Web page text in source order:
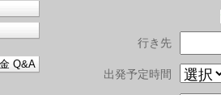
行き先
出発予定時間
Q&A